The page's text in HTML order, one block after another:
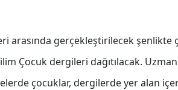
arasında gerçekleştirilecek şenlikte
Çocuk dergileri dağıtılacak.
çocuklar, dergilerde yer alan